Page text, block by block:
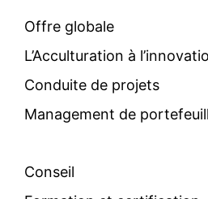
Offre globale
L’Acculturation à
Conduite de projets
Management de
Conseil